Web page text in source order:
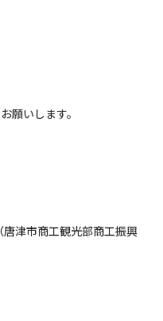
願いします。
津市商工観光部商工振興